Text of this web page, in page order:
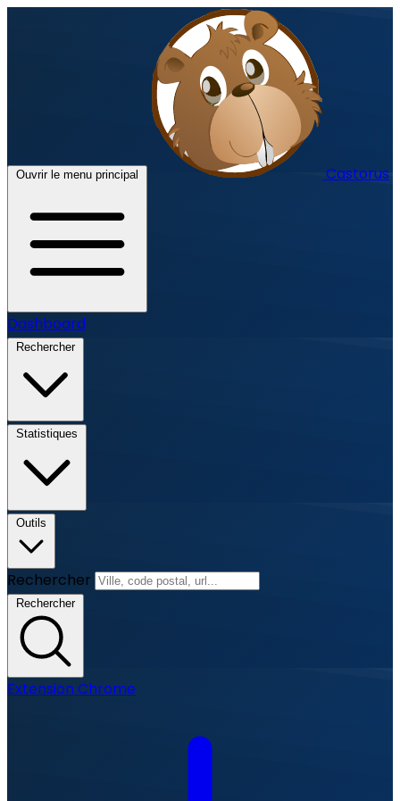
Ouvrir le menu principal Castorus
Dashboard
Rechercher
Statistiques
Outils
Rechercher
Rechercher
Extension Chrome